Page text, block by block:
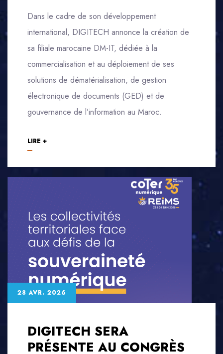
Dans le cadre de son développement
international, DIGITECH annonce la création de
sa filiale marocaine DM-IT, dédiée à la
commercialisation et au déploiement de ses
solutions de dématérialisation, de gestion
électronique de documents (GED) et de
gouvernance de l’information au Maroc.
LIRE +
28 AVR. 2026
DIGITECH SERA
PRÉSENTE AU CONGRÈS